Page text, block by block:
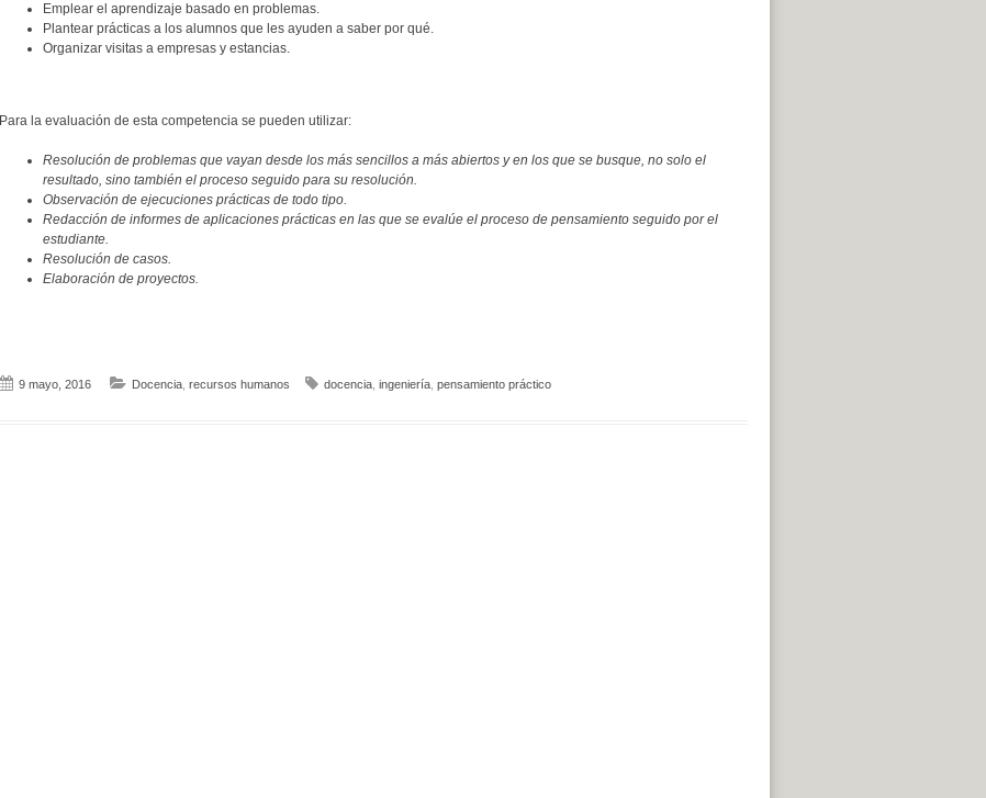
Emplear el aprendizaje basado en problemas.
Plantear prácticas a los alumnos que les ayuden a saber por qué.
Organizar visitas a empresas y estancias.
Para la evaluación de esta competencia se pueden utilizar:
Resolución de problemas que vayan desde los más sencillos a más abiertos y en los que se busque, no solo el
resultado, sino también el proceso seguido para su resolución.
Observación de ejecuciones prácticas de todo tipo.
Redacción de informes de aplicaciones prácticas en las que se evalúe el proceso de pensamiento seguido por el
estudiante.
Resolución de casos.
Elaboración de proyectos.
9 mayo, 2016 Docencia, recursos humanos docencia, ingeniería, pensamiento práctico